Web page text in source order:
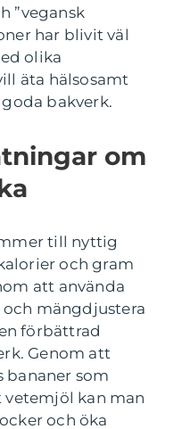
”vegansk
har blivit väl
olika
äta hälsosamt
bakverk.
om
till nyttig
och gram
att använda
mängdjustera
förbättrad
Genom att
bananer som
kan man
och öka